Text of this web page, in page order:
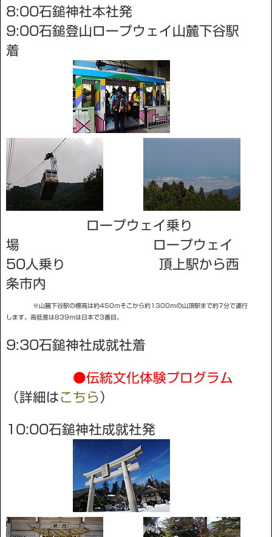
8:00石鎚神社本社発
9:00石鎚登山ロープウェイ山麓下谷駅
着
ロープウェイ乗り
場 ロープウェイ
50人乗り 頂上駅から西
条市内
※山麓下谷駅の標高は約450ｍそこから約1300ｍの山頂駅まで約7分で運行
します。高低差は839ｍは日本で3番目。
9:30石鎚神社成就社着
●伝統文化体験プログラム
（詳細はこちら）
10:00石鎚神社成就社発